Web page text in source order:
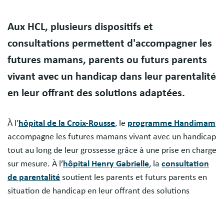
Body
Aux HCL, plusieurs dispositifs et
consultations permettent d'accompagner les
futures mamans, parents ou futurs parents
vivant avec un handicap dans leur parentalité
en leur offrant des solutions adaptées.
À l’hôpital de la Croix-Rousse, le programme Handimam
accompagne les futures mamans vivant avec un handicap
tout au long de leur grossesse grâce à une prise en charge
sur mesure. À l’hôpital Henry Gabrielle, la consultation
de parentalité soutient les parents et futurs parents en
situation de handicap en leur offrant des solutions